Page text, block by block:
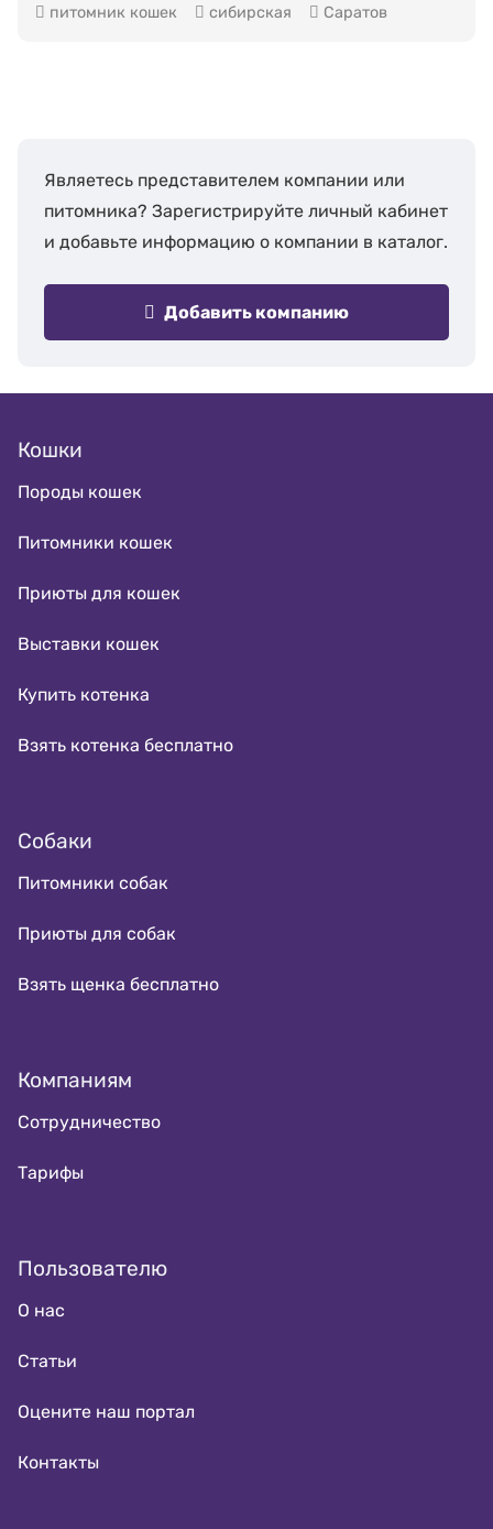
питомник кошек сибирская Саратов
Являетесь представителем компании или
питомника? Зарегистрируйте личный кабинет
и добавьте информацию о компании в каталог.
Добавить компанию
Кошки
Породы кошек
Питомники кошек
Приюты для кошек
Выставки кошек
Купить котенка
Взять котенка бесплатно
Собаки
Питомники собак
Приюты для собак
Взять щенка бесплатно
Компаниям
Сотрудничество
Тарифы
Пользователю
О нас
Статьи
Оцените наш портал
Контакты